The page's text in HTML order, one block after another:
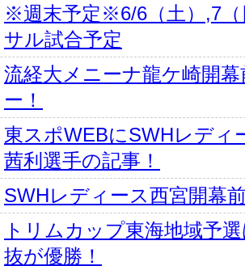
※週末予定※6/6（土）,7（
サル試合予定
流経大メニーナ龍ケ崎開
ー！
東スポWEBにSWHレディ
茜利選手の記事！
SWHレディース西宮開幕
トリムカップ東海地域予
抜が優勝！